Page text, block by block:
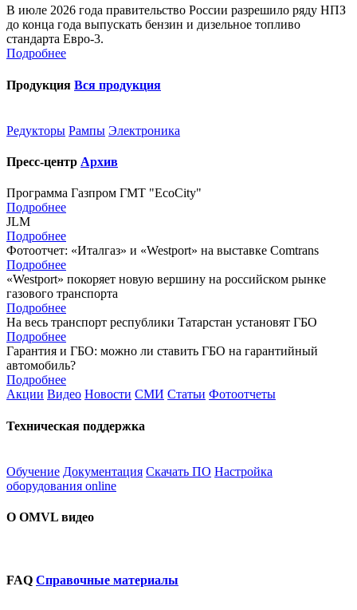
В июле 2026 года правительство России разрешило ряду НПЗ
до конца года выпускать бензин и дизельное топливо
стандарта Евро-3.
Подробнее
Продукция Вся продукция
Редукторы Рампы Электроника
Пресс-центр Архив
Программа Газпром ГМТ "EcoCity"
Подробнее
JLM
Подробнее
Фотоотчет: «Италгаз» и «Westport» на выставке Comtrans
Подробнее
«Westport» покоряет новую вершину на российском рынке
газового транспорта
Подробнее
На весь транспорт республики Татарстан установят ГБО
Подробнее
Гарантия и ГБО: можно ли ставить ГБО на гарантийный
автомобиль?
Подробнее
Акции Видео Новости СМИ Статьи Фотоотчеты
Техническая поддержка
Обучение Документация Скачать ПО Настройка
оборудования online
О OMVL видео
FAQ Справочные материалы